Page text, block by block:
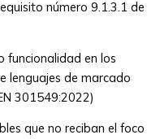
número 9.1.3.1 de
funcionalidad en los
lenguajes de marcado
301549:2022)
que no reciban el foco